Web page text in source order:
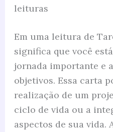
leituras
Em uma leitura de
significa que você
jornada importante e
objetivos. Essa carta
realização de um
ciclo de vida ou a
aspectos de sua vida.